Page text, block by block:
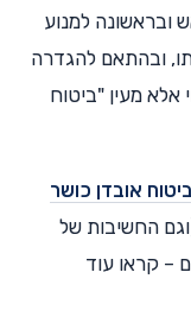
ובראשונה למנוע
ובהתאם להגדרה
אלא מעין "ביטוח
ביטוח אובדן כושר
החשיבות של
– קראו עוד